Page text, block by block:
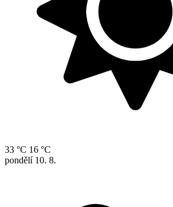
33 °C 16 °C
pondělí 10. 8.